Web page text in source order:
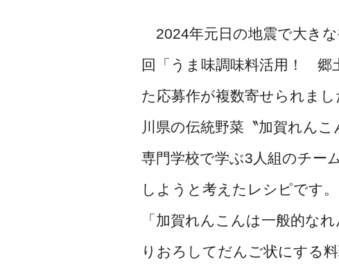
2024年元日の地震で大き
回「うま味調味料活用！ 郷
た応募作が複数寄せられま
川県の伝統野菜〝加賀れん
専門学校で学ぶ3人組のチー
しようと考えたレシピです。
「加賀れんこんは一般的な
りおろしてだんご状にする